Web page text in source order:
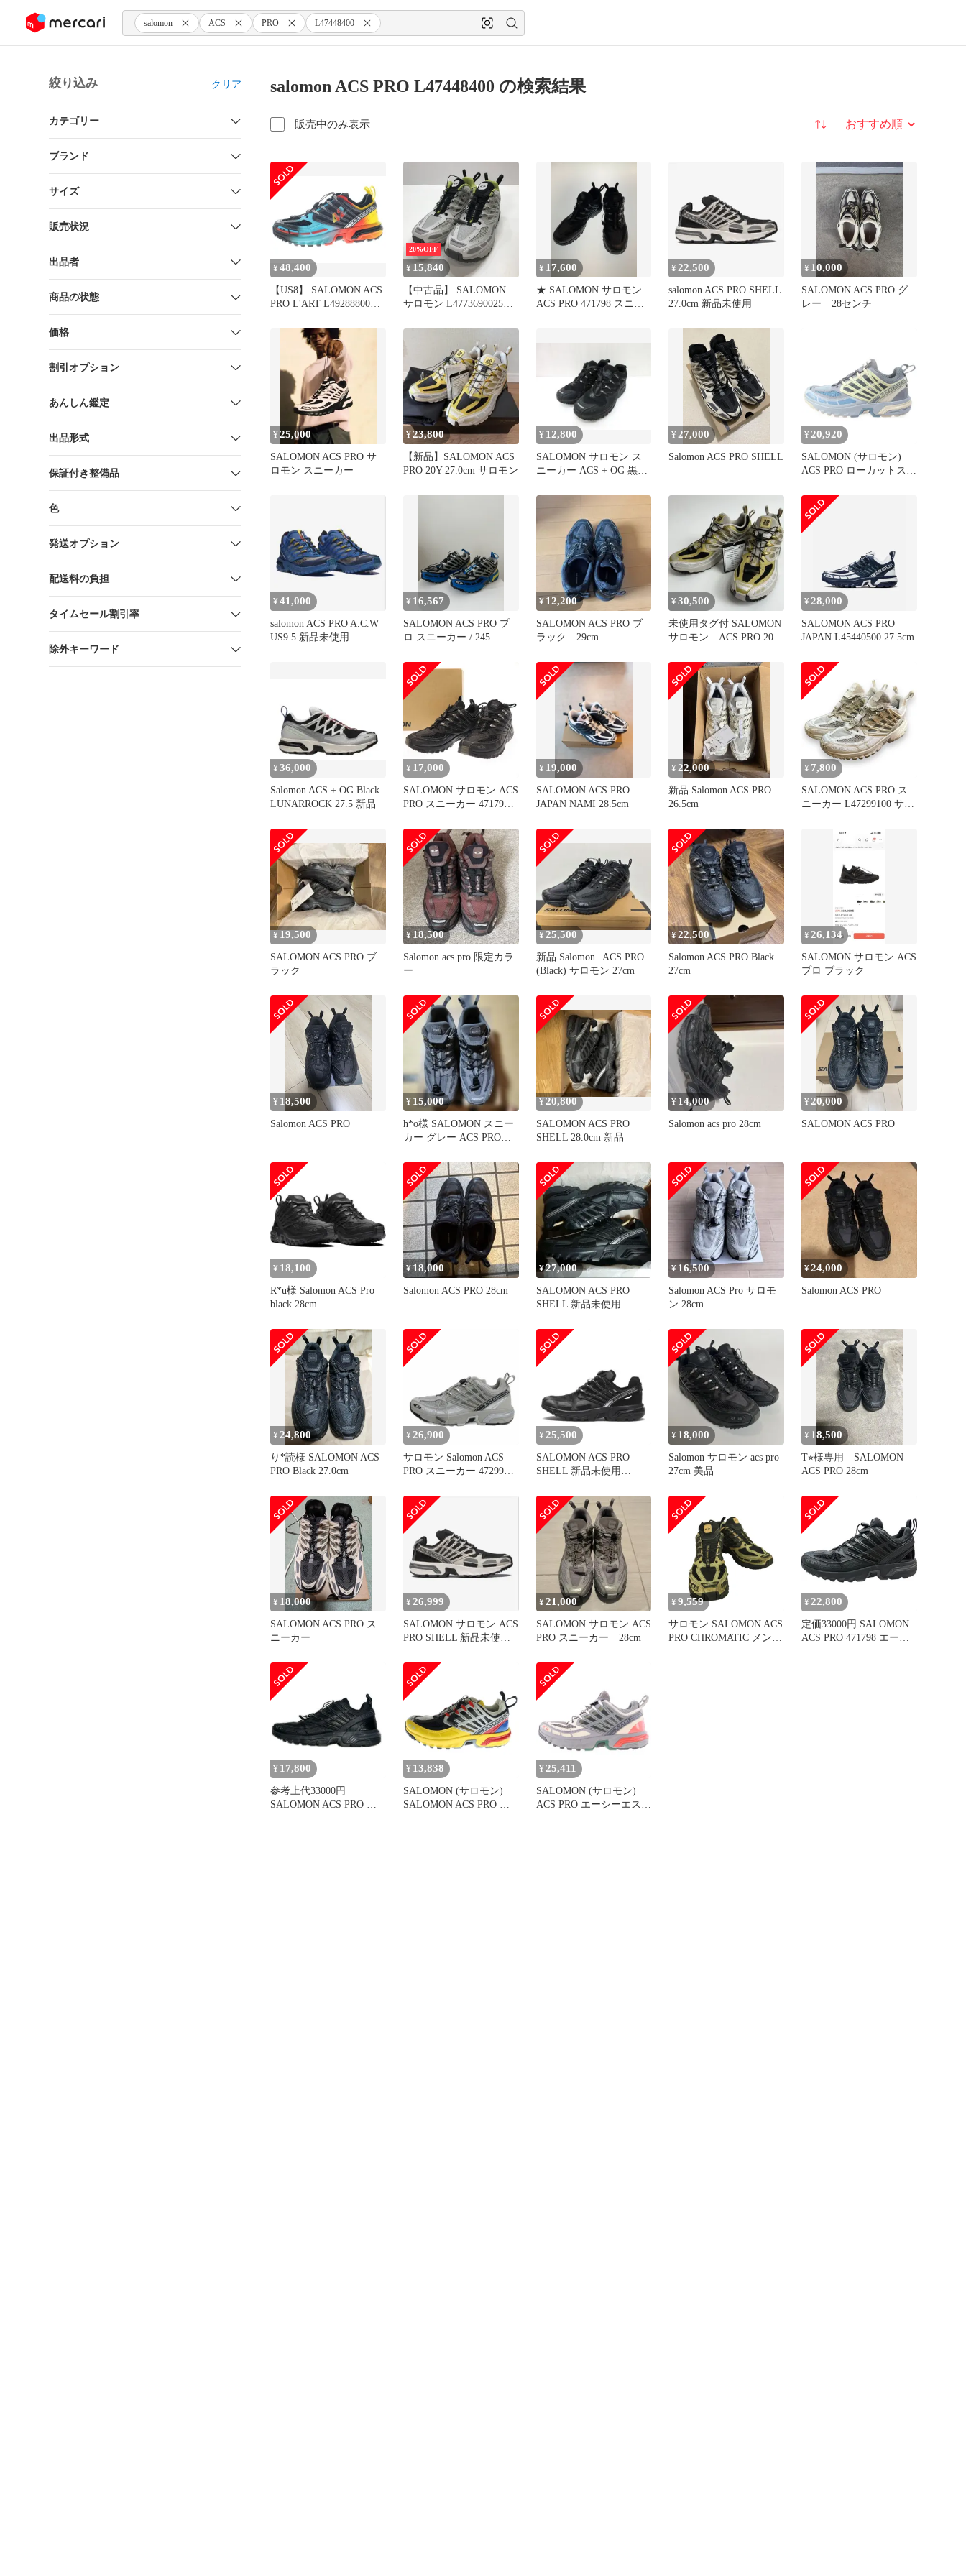
ツにスキップ salomon ACS PRO L47448400
絞り込み クリア
カテゴリー
ブランド
サイズ
販売状況
出品者
商品の状態
価格
割引オプション
あんしん鑑定
出品形式
保証付き整備品
色
発送オプション
配送料の負担
タイムセール割引率
除外キーワード
salomon ACS PRO L47448400 の検索結果
販売中のみ表示 並び替え
¥48,400
【US8】 SALOMON ACS
PRO L'ART L49288800
20%OFF
¥ 15,840
【中古品】 SALOMON
サロモン L4773690025
ューズ 靴 【162-250731-
¥ 17,600
★ SALOMON サロモン
ACS PRO 471798 スニー
¥ 22,500
salomon ACS PRO SHELL
27.0cm 新品未使用
¥ 10,000
SALOMON ACS PRO グ
レー 28センチ
¥25,000
SALOMON ACS PRO サ
ロモン スニーカー
¥23,800
【新品】SALOMON ACS
PRO 20Y 27.0cm サロモン
¥ 12,800
SALOMON サロモン ス
ニーカー ACS + OG 黒
¥ 27,000
Salomon ACS PRO SHELL
¥ 20,920
SALOMON (サロモン)
ACS PRO ローカットスニ
US9.5/27.5cm マルチ
¥41,000
salomon ACS PRO A.C.W
US9.5 新品未使用
¥ 16,567
SALOMON ACS PRO プ
ロ スニーカー / 245
¥ 12,200
SALOMON ACS PRO ブ
ラック 29cm
¥30,500
未使用タグ付 SALOMON
サロモン ACS PRO 20Y
¥ 28,000
SALOMON ACS PRO
JAPAN L45440500 27.5cm
¥36,000
Salomon ACS + OG Black
LUNARROCK 27.5 新品
¥ 17,000
SALOMON サロモン ACS
PRO スニーカー 471798
¥ 19,000
SALOMON ACS PRO
JAPAN NAMI 28.5cm
¥ 22,000
新品 Salomon ACS PRO
26.5cm
¥ 7,800
SALOMON ACS PRO ス
ニーカー L47299100 サロ
¥ 19,500
SALOMON ACS PRO ブ
ラック
¥18,500
Salomon acs pro 限定カラ
ー
¥ 25,500
新品 Salomon | ACS PRO
(Black) サロモン 27cm
¥22,500
Salomon ACS PRO Black
27cm
¥ 26,134
SALOMON サロモン ACS
プロ ブラック
¥ 18,500
Salomon ACS PRO
¥ 15,000
h*o様 SALOMON スニー
カー グレー ACS PRO
¥ 20,800
SALOMON ACS PRO
SHELL 28.0cm 新品
¥ 14,000
Salomon acs pro 28cm
¥ 20,000
SALOMON ACS PRO
¥ 18,100
R*u様 Salomon ACS Pro
black 28cm
¥ 18,000
Salomon ACS PRO 28cm
¥27,000
SALOMON ACS PRO
SHELL 新品未使用
¥ 16,500
Salomon ACS Pro サロモ
ン 28cm
¥24,000
Salomon ACS PRO
¥ 24,800
り*読様 SALOMON ACS
PRO Black 27.0cm
¥ 26,900
サロモン Salomon ACS
PRO スニーカー 472991
¥ 25,500
SALOMON ACS PRO
SHELL 新品未使用
¥ 18,000
Salomon サロモン acs pro
27cm 美品
¥ 18,500
T⭐︎様専用 SALOMON
ACS PRO 28cm
¥ 18,000
SALOMON ACS PRO ス
ニーカー
¥ 26,999
SALOMON サロモン ACS
PRO SHELL 新品未使用
¥21,000
SALOMON サロモン ACS
PRO スニーカー 28cm
¥ 9,559
サロモン SALOMON ACS
PRO CHROMATIC メンズ
¥ 22,800
定価33000円 SALOMON
ACS PRO 471798 エーシ
¥ 17,800
参考上代33000円
SALOMON ACS PRO エ
¥ 13,838
SALOMON (サロモン)
SALOMON ACS PRO ロ
¥ 25,411
SALOMON (サロモン)
ACS PRO エーシーエスプ